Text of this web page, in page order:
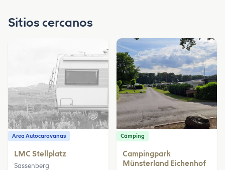
Sitios cercanos
Area Autocaravanas
LMC Stellplatz
Sassenberg
Cámping
Campingpark
Münsterland Eichenhof